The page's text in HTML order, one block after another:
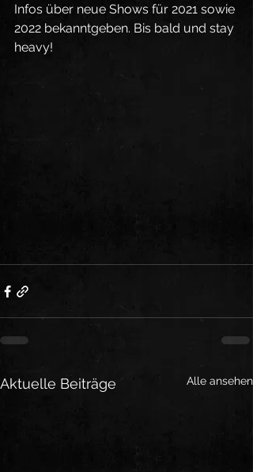
Infos über neue Shows für 2021 sowie
2022 bekanntgeben. Bis bald und stay
heavy!
Aktuelle Beiträge Alle ansehen